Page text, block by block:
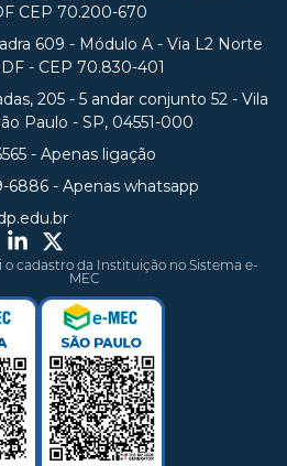
CEP 70.200-670
609 - Módulo A - Via L2 Norte
- CEP 70.830-401
205 - 5 andar conjunto 52 - Vila
Paulo - SP, 04551-000
- Apenas ligação
6886 - Apenas whatsapp
o cadastro da Instituição no Sistema e-
MEC